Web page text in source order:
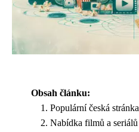
Obsah článku:
Populární česká stránka
Nabídka filmů a seriálů